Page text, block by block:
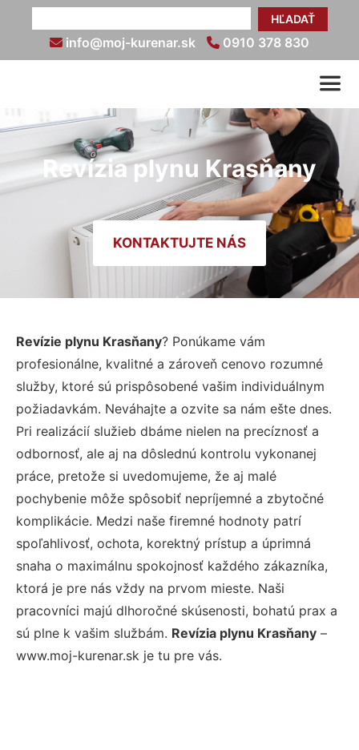
HĽADAŤ
info@moj-kurenar.sk 0910 378 830
Revízia plynu Krasňany
KONTAKTUJTE NÁS
Revízie plynu Krasňany? Ponúkame vám
profesionálne, kvalitné a zároveň cenovo rozumné
služby, ktoré sú prispôsobené vašim individuálnym
požiadavkám. Neváhajte a ozvite sa nám ešte dnes.
Pri realizácií služieb dbáme nielen na precíznosť a
odbornosť, ale aj na dôslednú kontrolu vykonanej
práce, pretože si uvedomujeme, že aj malé
pochybenie môže spôsobiť nepríjemné a zbytočné
komplikácie. Medzi naše firemné hodnoty patrí
spoľahlivosť, ochota, korektný prístup a úprimná
snaha o maximálnu spokojnosť každého zákazníka,
ktorá je pre nás vždy na prvom mieste. Naši
pracovníci majú dlhoročné skúsenosti, bohatú prax a
sú plne k vašim službám. Revízia plynu Krasňany –
www.moj-kurenar.sk je tu pre vás.